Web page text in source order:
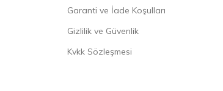
Garanti ve İade Koşulları
Gizlilik ve Güvenlik
Kvkk Sözleşmesi